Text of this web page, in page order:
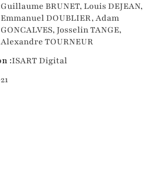
Guillaume BRUNET, Louis DEJEAN,
Emmanuel DOUBLIER, Adam
GONCALVES, Josselin TANGE,
Alexandre TOURNEUR
:ISART Digital